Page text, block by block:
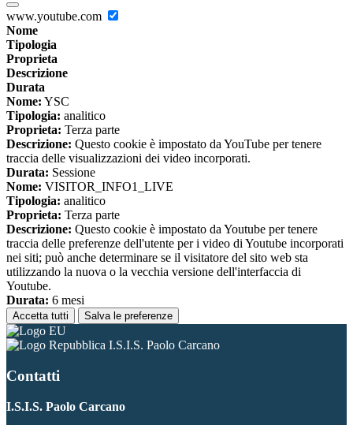
www.youtube.com
Nome
Tipologia
Proprieta
Descrizione
Durata
Nome: YSC
Tipologia: analitico
Proprieta: Terza parte
Descrizione: Questo cookie è impostato da YouTube per tenere
traccia delle visualizzazioni dei video incorporati.
Durata: Sessione
Nome: VISITOR_INFO1_LIVE
Tipologia: analitico
Proprieta: Terza parte
Descrizione: Questo cookie è impostato da Youtube per tenere
traccia delle preferenze dell'utente per i video di Youtube incorporati
nei siti; può anche determinare se il visitatore del sito web sta
utilizzando la nuova o la vecchia versione dell'interfaccia di
Youtube.
Durata: 6 mesi
Accetta tutti Salva le preferenze
I.S.I.S. Paolo Carcano
Contatti
I.S.I.S. Paolo Carcano